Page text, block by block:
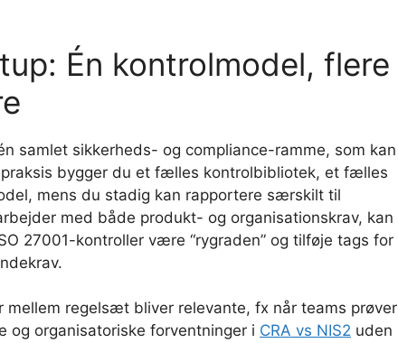
Én kontrolmodel, flere
samlet sikkerheds- og compliance-ramme, som kan
bygger du et fælles kontrolbibliotek, et fælles
mens du stadig kan rapportere særskilt til
med både produkt- og organisationskrav, kan
27001-kontroller være “rygraden” og tilføje tags for
mellem regelsæt bliver relevante, fx når teams prøver
og organisatoriske forventninger i CRA vs NIS2 uden